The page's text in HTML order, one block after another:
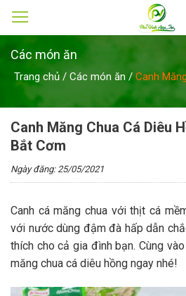
Skip
content
Các món ăn
Trang chủ / Các món ăn /Canh
Canh Măng Chua Cá Diêu
Bắt Cơm
Ngày đăng: 25/05/2021
Canh cá măng chua với thịt cá
với nước dùng đậm đà hấp dẫn
thích cho cả gia đình bạn. Cùng
măng chua cá diêu hồng ngay nhé!